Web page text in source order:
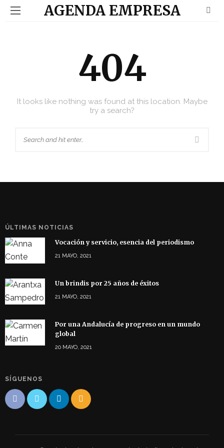
AGENDA EMPRESA
404
It looks like nothing was found at this location. Maybe
try a search?
ÚLTIMAS NOTICIAS
Vocación y servicio, esencia del periodismo
21 MAYO, 2021
Un brindis por 25 años de éxitos
21 MAYO, 2021
Por una Andalucía de progreso en un mundo
global
20 MAYO, 2021
SÍGUENOS